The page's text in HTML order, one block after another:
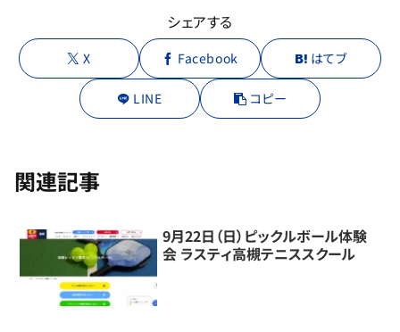
シェアする
X Facebook はてブ
LINE コピー
関連記事
9月22日（日）ピックルボール体験
会 ラスティ高槻テニススクール